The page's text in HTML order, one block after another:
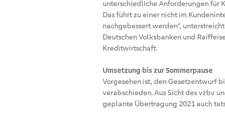
unterschiedliche Anforderungen für
Das führt zu einer nicht im
nachgebessert werden",
Deutschen Volksbanken und
Kreditwirtschaft.
Umsetzung bis zur Sommerpause
Vorgesehen ist, den Gesetzentwurf
verabschieden. Aus Sicht des vzbv
geplante Übertragung 2021 auch